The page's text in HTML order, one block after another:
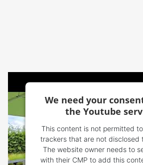
We need your
the Youtube
This content is not permitted
trackers that are not disclosed
The website owner needs to
with their CMP to add this